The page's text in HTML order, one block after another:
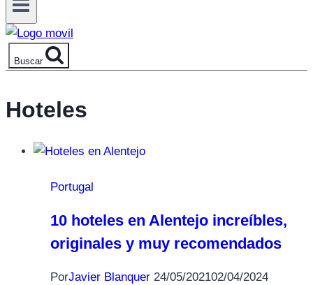
Buscar
Hoteles
Portugal
10 hoteles en Alentejo increíbles,
originales y muy recomendados
PorJavier Blanquer 24/05/202102/04/2024